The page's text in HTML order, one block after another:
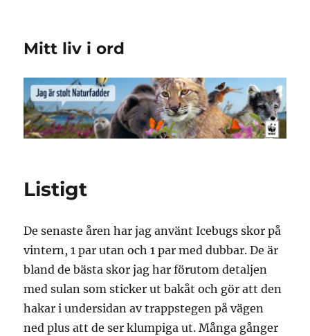
Mitt liv i ord
Listigt
De senaste åren har jag använt Icebugs skor på
vintern, 1 par utan och 1 par med dubbar. De är
bland de bästa skor jag har förutom detaljen
med sulan som sticker ut bakåt och gör att den
hakar i undersidan av trappstegen på vägen
ned plus att de ser klumpiga ut. Många gånger